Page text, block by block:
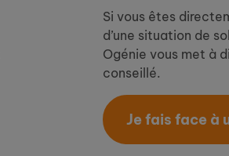
Si vous êtes
d’une situation de
Ogénie vous met à
conseillé.
Je fais face à